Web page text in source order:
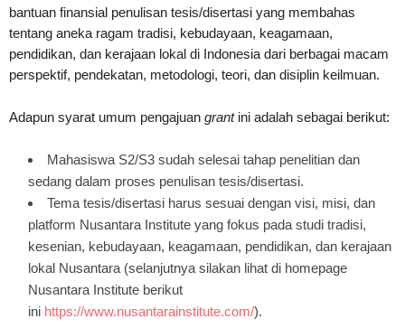
bantuan finansial penulisan tesis/disertasi yang membahas
tentang aneka ragam tradisi, kebudayaan, keagamaan,
pendidikan, dan kerajaan lokal di Indonesia dari berbagai macam
perspektif, pendekatan, metodologi, teori, dan disiplin keilmuan.
Adapun syarat umum pengajuan grantini adalah sebagai berikut:
Mahasiswa S2/S3 sudah selesai tahap penelitian dan
sedang dalam proses penulisan tesis/disertasi.
Tema tesis/disertasi harus sesuai dengan visi, misi, dan
platform Nusantara Institute yang fokus pada studi tradisi,
kesenian, kebudayaan, keagamaan, pendidikan, dan kerajaan
lokal Nusantara (selanjutnya silakan lihat di homepage
Nusantara Institute berikut
ini https://www.nusantarainstitute.com/).